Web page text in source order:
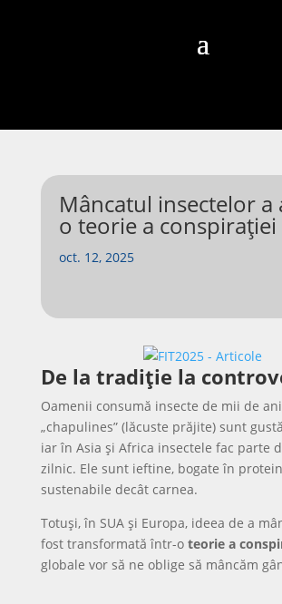
Mâncatul insectelor a
o teorie a conspirației
oct. 12, 2025
De la tradiție la
Oamenii consumă insecte de mii de
„chapulines” (lăcuste prăjite) sunt
iar în Asia și Africa insectele fac parte
zilnic. Ele sunt ieftine, bogate în
sustenabile decât carnea.
Totuși, în SUA și Europa, ideea de a
fost transformată într-o teorie a
globale vor să ne oblige să mâncăm